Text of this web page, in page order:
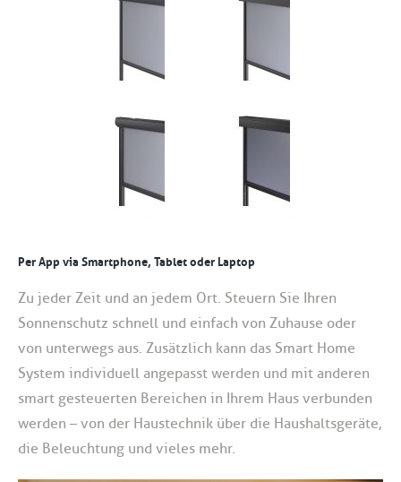
Per App via Smartphone, Tablet oder Laptop
Zu jeder Zeit und an jedem Ort. Steuern Sie Ihren
Sonnenschutz schnell und einfach von Zuhause oder
von unterwegs aus. Zusätzlich kann das Smart Home
System individuell angepasst werden und mit anderen
smart gesteuerten Bereichen in Ihrem Haus verbunden
werden – von der Haustechnik über die Haushaltsgeräte,
die Beleuchtung und vieles mehr.